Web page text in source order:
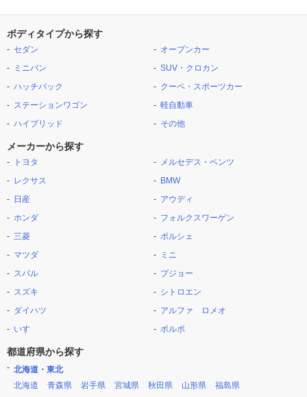
ボディタイプから探す
セダン
ミニバン
ハッチバック
ステーションワゴン
ハイブリッド
オープンカー
SUV・クロカン
クーペ・スポーツカー
軽自動車
その他
メーカーから探す
トヨタ
レクサス
日産
ホンダ
三菱
マツダ
スバル
スズキ
ダイハツ
いすゞ
メルセデス・ベンツ
BMW
アウディ
フォルクスワーゲン
ポルシェ
ミニ
プジョー
シトロエン
アルファ ロメオ
ボルボ
都道府県から探す
北海道・東北
北海道
青森県 岩手県 宮城県 秋田県 山形県 福島県